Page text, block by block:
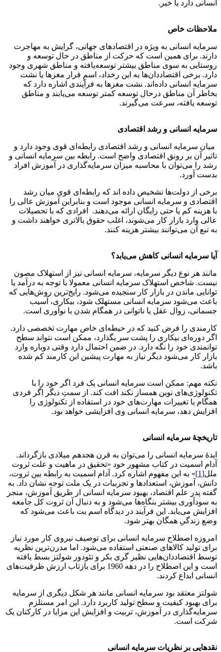
انسانی دارد یا خیر.
ملاحظات خاص
سرمایه انسانی به ویژه در اقتصادهای جهانی، گرایش به مهاجرت
دارند. برای همین است که حرکت از مناطق در حال توسعه و
روستایی به سوی مناطق بیشتر توسعه‌یافته و مناطق شهری وجود
دارد. برخی اقتصاددان‌ها به این رخداد، اسمِ فرار مغزها یا نشت
سرمایه‌ انسانی داده‌اند. نشت مغزها به فرآیندی اشاره دارد که
بخاطر آن مناطق درحال توسعه کمتر توسعه می‌یابند و مناطق
توسعه یافته، سرعت می‌گیرند.
سرمایه انسانی و رشد اقتصادی
میان سرمایه انسانی و رشد اقتصادی رابطه‌ای قوی وجود دارد و
تاثیر آن بر رونق اقتصادی واضح است. رابطه بین سرمایه انسانی و
رشد را می‌توان با محاسبه میزان سرمایه‌گذاری در آموزش افراد
بدست آورد.
برخی از دولت‌ها تشخیص داده اند که رابطه‌ای قوی میان رشد
اقتصادی و سرمایه انسانی موجود است و بنابراین آموزش عالی را
با هزینه کم یا حتی رایگان ارائه می‌دهند. افرادی که با تحصیلات
عالی وارد بازار کار می‌شوند، اغلب حقوق بالاتری خواهند داشت و
به تبع آن می‌توانند بیشتر هزینه کنند.
آیا سرمایه انسانی کاهش می‌یابد؟
مانند هر نوع دیگر سرمایه، سرمایه انسانی نیز از استهلاک مصون
نیست. شاخص استهلاک سرمایه انسانی معمولا با توجه به درآمد یا
توانایی ماندن در بازار کار سنجیده می‌شود. رایج‌ترین روش‌هایی که
باعث می‌شود سرمایه انسانی مستهلک شود، بیکاری، آسیب
جسمانی، زوال عقل یا ناتوانی در همگام شدن با نوآوری است.
کارمندی را فرض کنید که در حیطه‌ای خاص مهارت تخصصی دارد.
اگر دوره‌ای بیکاری را پشت سر بگذارد، ممکن است نتواند سطح
توانمندی خود را نگه دارد. در ضمن احتمال دارد وقتی دوباره وارد
بازار کار می‌شود دیگر نیاز به مهارت پیشین این کارمند کم شده
باشد.
نکته مهم: ممکن است سرمایه انسانی یک فرد اگر خود را با
تکنولوژی‌های نوین همساز نکند افت کند. از سمتِ دیگر اگر فردی
همگام با تغییرات مهارت‌های خود در استفاده از تکنولوژی را
افزایش دهد، سرمایه انسانی وی افزایشی خواهد بود.
تاریخچۀ سرمایه انسانی
ایدۀ سرمایه انسانی را می‌توان به قرن هجدهم میلادی بازگرداند.
آدام اسمیت در کتاب مشهور خود «تحقیق در ماهیت و علت ثروت
ملل[1]
» به این مفهوم اشاره کرد. آدام اسمیت به رابطه بین ثروت،
دانش، آموزش، استعدادها و تجربیات در یک ملت توجه نشان داد. به
گفته پدر علم اقتصاد، بهبود سرمایه انسانی از طریق آموزش، منجر
به سودآوری بیشتر بنگاه‌ها می‌شود و به دنبال آن ثروت کل جامعه
افزایش می‌یابد. این فرآیند در دیدگاه اسم یت باعث می‌شود که
وضع زندگیِ همگان بهتر شود.
امروزه اصطلاح سرمایه انسانی برای توصیف نیروی کار مورد نیاز
برای تولید کالاهای صنعتی استفاده می‌شود. اما مدرن‌ترین نظریه
توسط اقتصاددان‌هایی نظیر گری بکر و تئودور شولتز بسط یافته
است و این اصطلاح را در دهه 1960 برای بازتاب ارزش ظرفیت‌های
انسانی ابداع کردند.
شولتز معتقد بود سرمایه انسانی مانند هر شکل دیگری از سرمایه
برای بهبود کیفیت و سطح تولید کاربرد دارد. این امر مستلزم
سرمایه‌گذاری در آموزش، تربیت و افزایش این مزایا در کارکنان یک
شرکت است.
نقدهایی بر نظریات سرمایه انسانی